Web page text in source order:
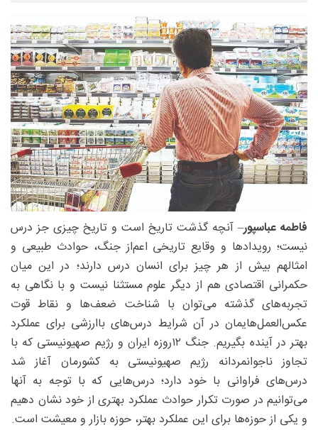
فاطمه عباسپور– آنچه گذشت تاریخ است و تاریخ چیزی جز درس
نیست؛ رویداد‌ها و وقایع تاریخی اعم‌از جنگ، حوادث طبیعی و
امثالهم بیش از هر چیز برای انسان درس دارند؛ در این میان
حکمرانی اقتصادی هم از دیگر علوم مستثنا نیست و با نگاهی به
تجربه‌های گذشته می‌توان با شناخت ضعف‌ها و نقاط قوت
عکس‌العمل‌هایمان در آن شرایط درس‌های باارزشی برای عملکرد
بهتر در آینده بگیریم. جنگ ۱۲روزه ایران و رژیم صهیونیستی که با
تجاوز ناجوانمردانه رژیم صهیونیستی به کشورمان آغاز شد
درس‌های فراوانی با خود دارد؛ درس‌هایی که با توجه به آنها
می‌توانیم در صورت تکرار حوادث عملکرد بهتری از خود نشان دهیم
و یکی از حوزه‌ها برای این عملکرد بهتر، حوزه بازار و معیشت است.